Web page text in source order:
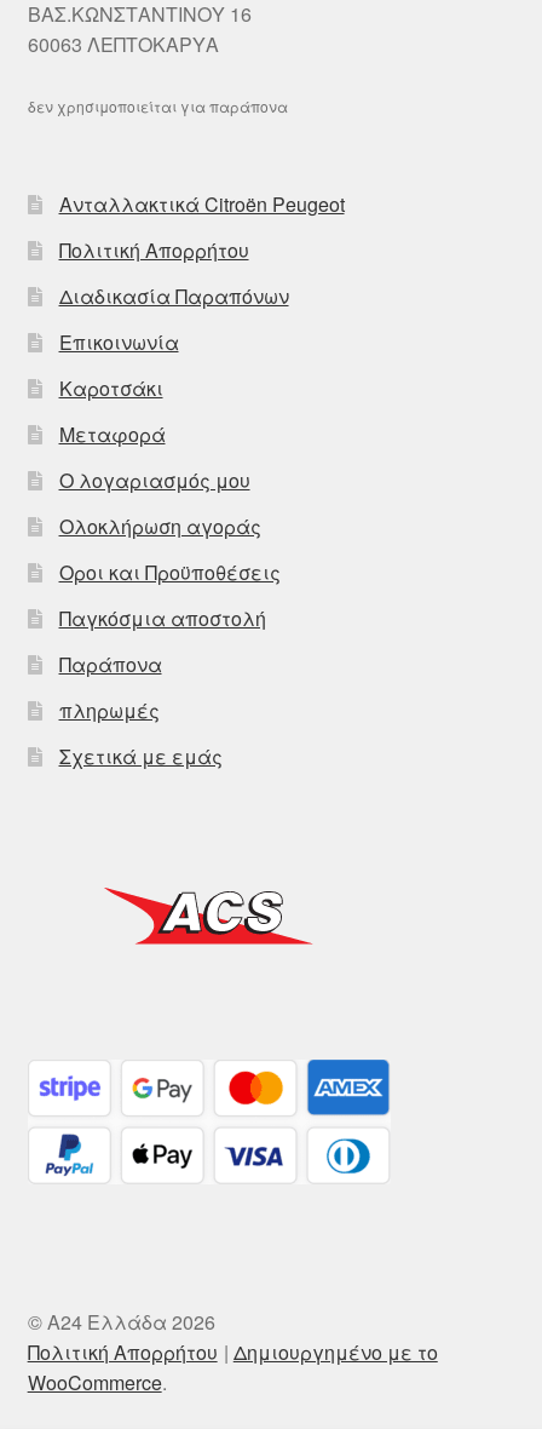
ΒΑΣ.ΚΩΝΣΤΑΝΤΙΝΟΥ 16
60063 ΛΕΠΤΟΚΑΡΥΑ
δεν χρησιμοποιείται για παράπονα
Ανταλλακτικά Citroën Peugeot
Πολιτική Απορρήτου
Διαδικασία Παραπόνων
Επικοινωνία
Καροτσάκι
Μεταφορά
Ο λογαριασμός μου
Ολοκλήρωση αγοράς
Οροι και Προϋποθέσεις
Παγκόσμια αποστολή
Παράπονα
πληρωμές
Σχετικά με εμάς
© A24 Ελλάδα 2026
Πολιτική Απορρήτου
Δημιουργημένο με το
WooCommerce.